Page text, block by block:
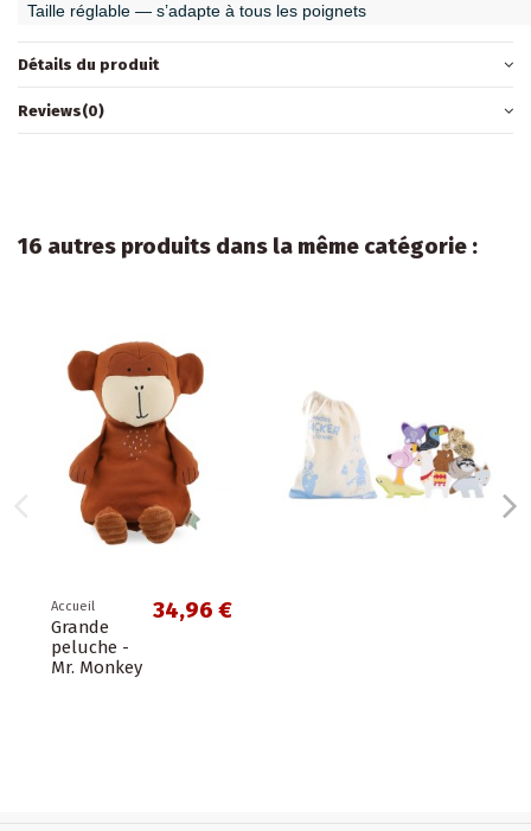
Taille réglable — s’adapte à tous les poignets
Détails du produit
Reviews(0)
16 autres produits dans la même catégorie :
34,96 €